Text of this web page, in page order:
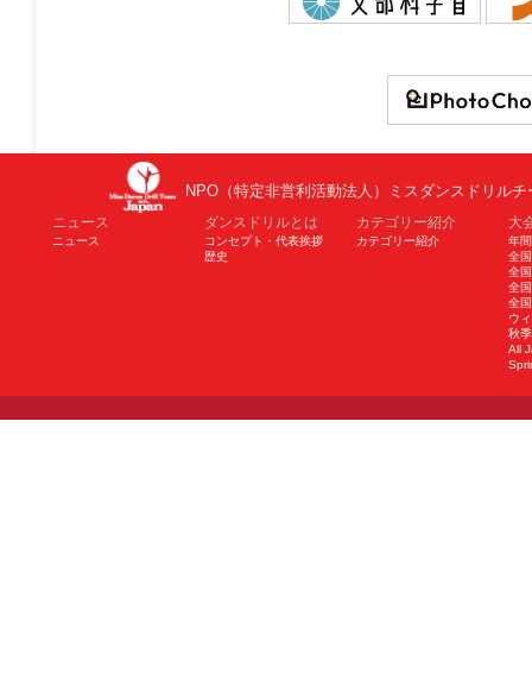
NPO（特定非営利活動法人）ミスダンスドリル
ニュース
ニュース
ダンスドリルとは
コンセプト・代表挨拶
歴史
カテゴリー紹介
カテゴリー紹介
大
年
全
全
全
全
ウ
秋
All